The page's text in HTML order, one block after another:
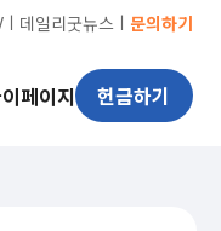
ㅣ 데일리굿뉴스 ㅣ 문의하기
페이지 헌금하기